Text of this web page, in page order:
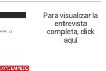
Para visualizar la
entrevista
completa,click
aquí